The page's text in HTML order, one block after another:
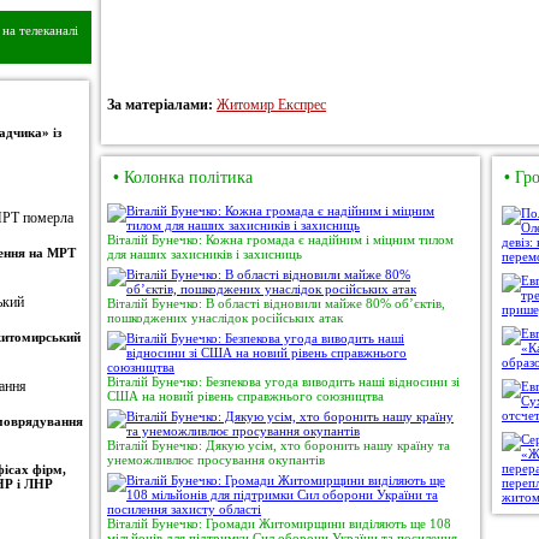
телеканалі
із
на МРТ
фірм,
і ЛНР
За матеріалами: Житомир Експрес
• Колонка політика
Віталій Бунечко: Кожна громада є надійним і міцним тилом
для наших захисників і захисниць
Віталій Бунечко: В області відновили майже 80% об’єктів,
пошкоджених унаслідок російських атак
Віталій Бунечко: Безпекова угода виводить наші відносини зі
США на новий рівень справжнього союзництва
Віталій Бунечко: Дякую усім, хто боронить нашу країну та
унеможливлює просування окупантів
Віталій Бунечко: Громади Житомирщини виділяють ще 108
•